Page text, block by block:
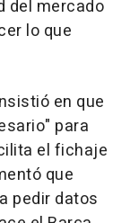
del mercado
lo que
en que
para
el fichaje
que
pedir datos